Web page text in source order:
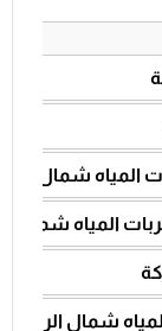
المياه شمال
المياه شمال
شمال الرياض